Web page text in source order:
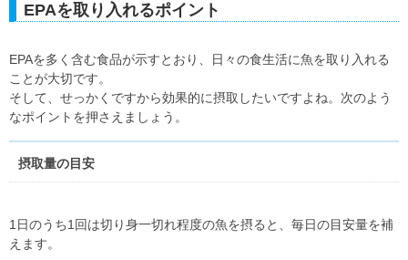
EPAを取り入れるポイント
EPAを多く含む食品が示すとおり、日々の食生活に魚を取り入れる
ことが大切です。
そして、せっかくですから効果的に摂取したいですよね。次のよう
なポイントを押さえましょう。
摂取量の目安
1日のうち1回は切り身一切れ程度の魚を摂ると、毎日の目安量を補
えます。